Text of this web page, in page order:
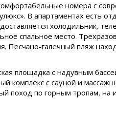
номера с
В апартаментах есть
холодильник,
спальное место.
Песчано-галечный пляж
площадка с надувным
комплекс с сауной и
поход по горным тропам, на